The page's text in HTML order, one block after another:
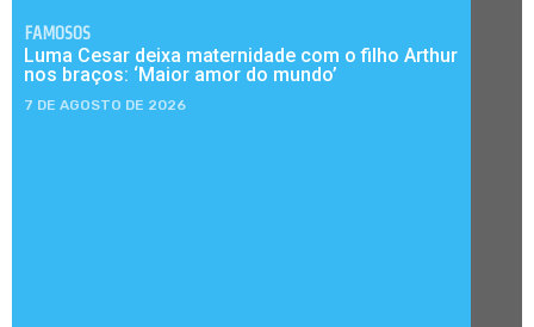
FAMOSOS
Luma Cesar deixa maternidade com o filho Arthur
nos braços: ‘Maior amor do mundo’
7 DE AGOSTO DE 2026